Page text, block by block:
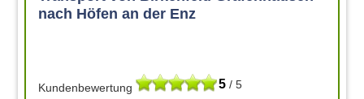
nach Höfen an der Enz
5 / 5
Kundenbewertung